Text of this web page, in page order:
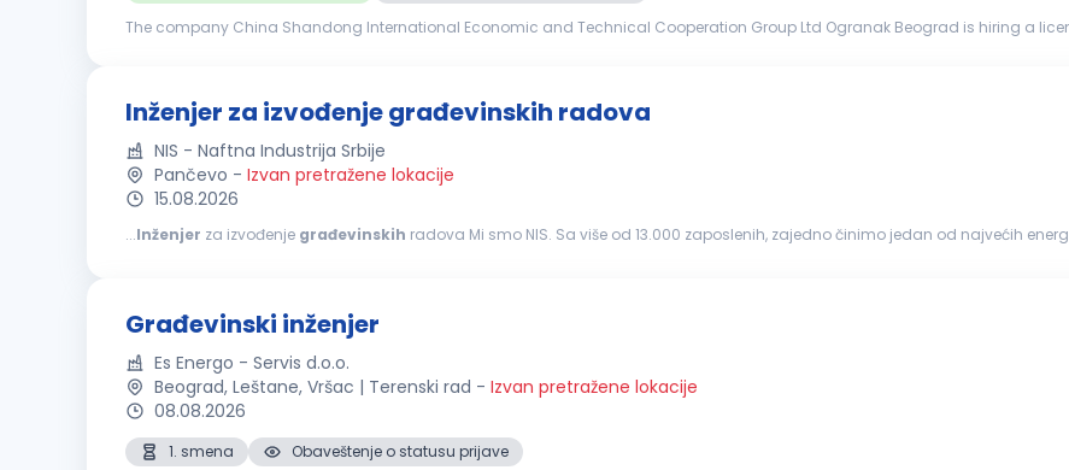
The company China Shandong International Economic and Technical Cooperation Group Ltd Ogranak Beograd is hiring a
Inženjer za izvođenje građevinskih radova
NIS - Naftna Industrija Srbije
Pančevo - Izvan pretražene lokacije
15.08.2026
...Inženjer za izvođenje građevinskih radova Mi smo NIS. Sa više od 13.000 zaposlenih, zajedno činimo jedan od najvećih energetskih sistema u jugoistočnoj
Građevinski inženjer
Es Energo - Servis d.o.o.
Beograd, Leštane, Vršac | Terenski rad - Izvan pretražene lokacije
08.08.2026
1. smena
Obaveštenje o statusu prijave